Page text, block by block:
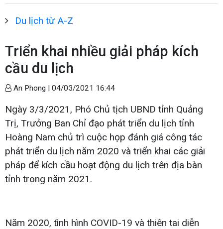
Du lịch từ A-Z
Triển khai nhiều giải pháp kích
cầu du lịch
An Phong | 04/03/2021 16:44
Ngày 3/3/2021, Phó Chủ tịch UBND tỉnh Quảng
Trị, Trưởng Ban Chỉ đạo phát triển du lịch tỉnh
Hoàng Nam chủ trì cuộc họp đánh giá công tác
phát triển du lịch năm 2020 và triển khai các giải
pháp để kích cầu hoạt động du lịch trên địa bàn
tỉnh trong năm 2021.
Năm 2020, tình hình COVID-19 và thiên tai diễn